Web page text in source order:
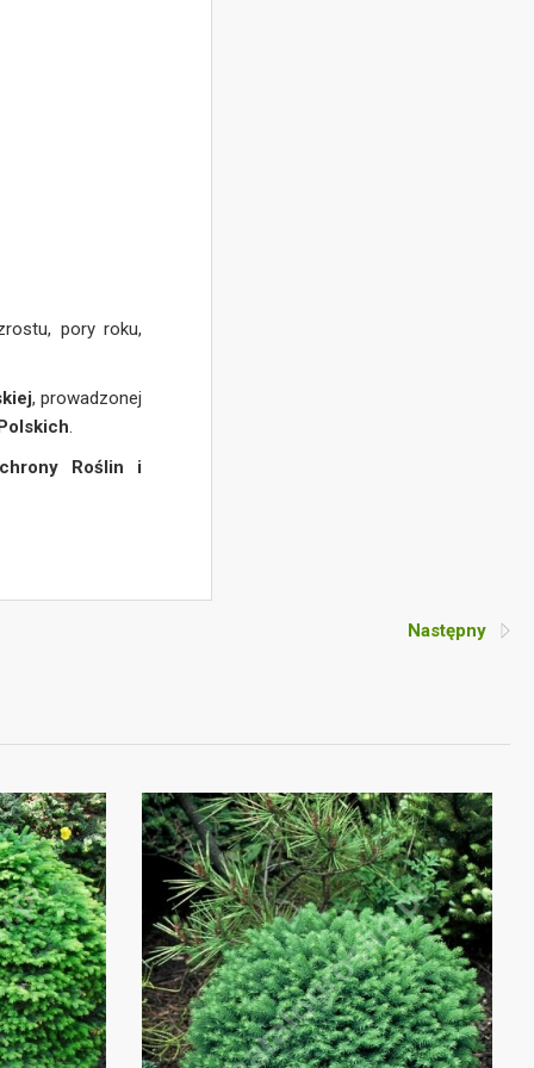
pory roku,
, prowadzonej
.
Roślin i
Następny